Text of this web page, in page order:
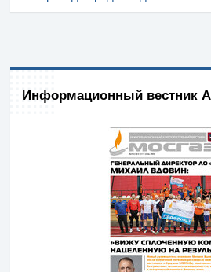
Информационный вестник